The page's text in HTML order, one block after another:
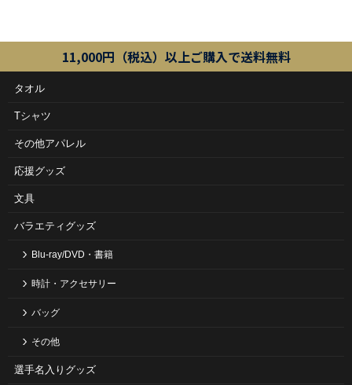
11,000円（税込）以上ご購入で送料無料
タオル
Tシャツ
その他アパレル
応援グッズ
文具
バラエティグッズ
Blu-ray/DVD・書籍
時計・アクセサリー
バッグ
その他
選手名入りグッズ